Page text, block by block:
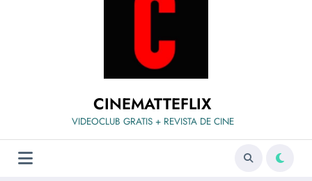
CINEMATTEFLIX
VIDEOCLUB GRATIS + REVISTA DE CINE